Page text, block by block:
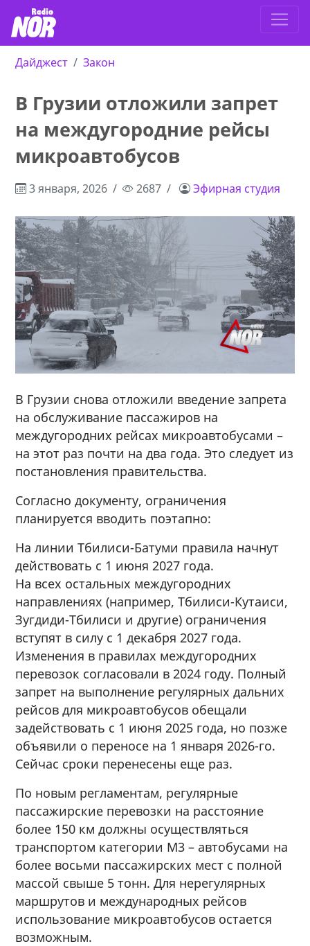
Дайджест Закон
В Грузии отложили запрет
на междугородние рейсы
микроавтобусов
3 января, 2026 2687 Эфирная студия
В Грузии снова отложили введение запрета
на обслуживание пассажиров на
междугородних рейсах микроавтобусами –
на этот раз почти на два года. Это следует из
постановления правительства.
Согласно документу, ограничения
планируется вводить поэтапно:
На линии Тбилиси-Батуми правила начнут
действовать с 1 июня 2027 года.
На всех остальных междугородних
направлениях (например, Тбилиси-Кутаиси,
Зугдиди-Тбилиси и другие) ограничения
вступят в силу с 1 декабря 2027 года.
Изменения в правилах междугородних
перевозок согласовали в 2024 году. Полный
запрет на выполнение регулярных дальних
рейсов для микроавтобусов обещали
задействовать с 1 июня 2025 года, но позже
объявили о переносе на 1 января 2026-го.
Сейчас сроки перенесены еще раз.
По новым регламентам, регулярные
пассажирские перевозки на расстояние
более 150 км должны осуществляться
транспортом категории М3 – автобусами на
более восьми пассажирских мест с полной
массой свыше 5 тонн. Для нерегулярных
маршрутов и международных рейсов
использование микроавтобусов остается
возможным.